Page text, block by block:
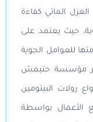
المائي كفاءة
حيث يعتمد على
للعوامل الجوية
مؤسسة حتيمش
رولات البيتومين
الأعمال بواسطة